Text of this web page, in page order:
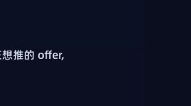
推的 offer,